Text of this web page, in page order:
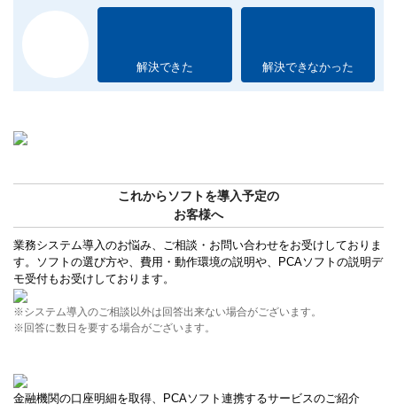
解決できた 解決できなかった
これからソフトを導入予定の
お客様へ
業務システム導入のお悩み、ご相談・お問い合わせをお受けしておりま
す。ソフトの選び方や、費用・動作環境の説明や、PCAソフトの説明デ
モ受付もお受けしております。
※システム導入のご相談以外は回答出来ない場合がございます。
※回答に数日を要する場合がございます。
金融機関の口座明細を取得、PCAソフト連携するサービスのご紹介